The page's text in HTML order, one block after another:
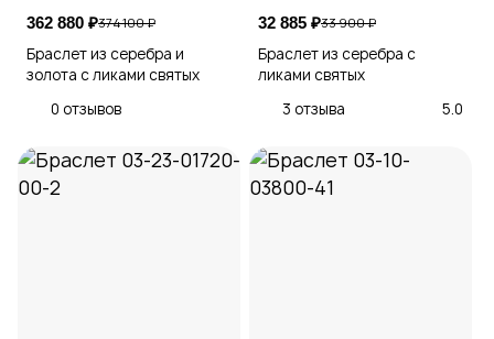
362 880 ₽374 100 ₽
Браслет из серебра и
золота с ликами святых
0 отзывов
32 885 ₽33 900 ₽
Браслет из серебра с
ликами святых
3 отзыва
5.0